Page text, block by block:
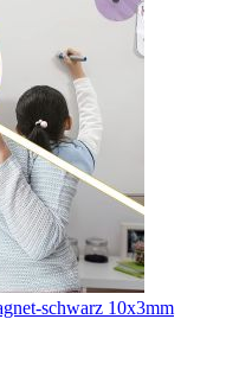
schwarz 10x3mm